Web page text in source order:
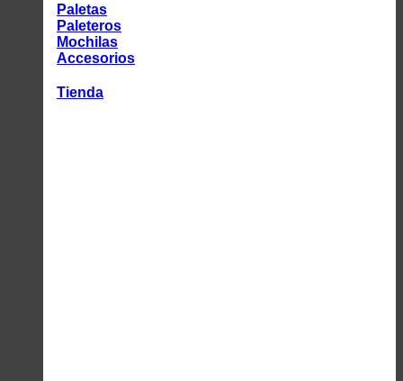
Paletas
Paleteros
Mochilas
Accesorios
Tienda